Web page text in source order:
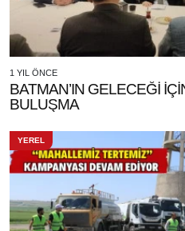
1 YIL ÖNCE
BATMAN’IN GELECEĞİ
BULUŞMA
YEREL